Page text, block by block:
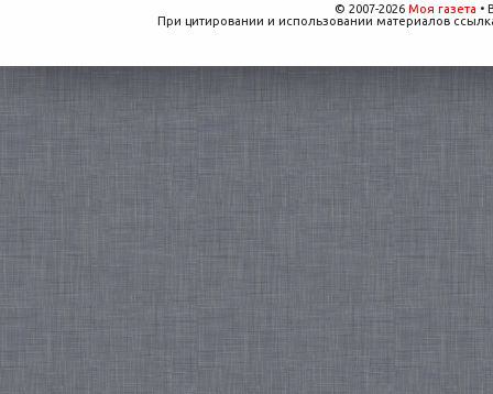
© 2007-2026 Моя газета •
При цитировании и использовании материалов